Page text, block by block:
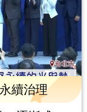
續治理